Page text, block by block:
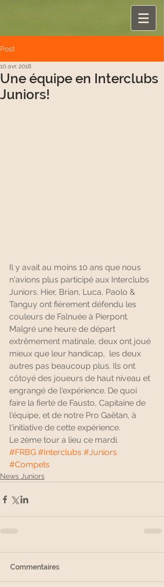
Post
Une équipe en Interclubs
Juniors!
10 avr. 2018
Il y avait au moins 10 ans que nous
n'avions plus participé aux Interclubs
Juniors. Hier, Brian, Luca, Paolo &
Tanguy ont fièrement défendu les
couleurs de Falnuée à Pierpont.
Malgré une heure de départ
extrêmement matinale, deux ont joué
mieux que leur handicap,  les deux
autres pas beaucoup plus. Ils ont
côtoyé des joueurs de haut niveau et
engrangé de l'expérience. De quoi
faire la fierté de Fausto, Capitaine de
l'équipe, et de notre Pro Gaëtan, à
l'initiative de cette expérience.
Le 2ème tour a lieu ce mardi.
#FRBG #Interclubs #Juniors
#Compets
News Juniors
Commentaires